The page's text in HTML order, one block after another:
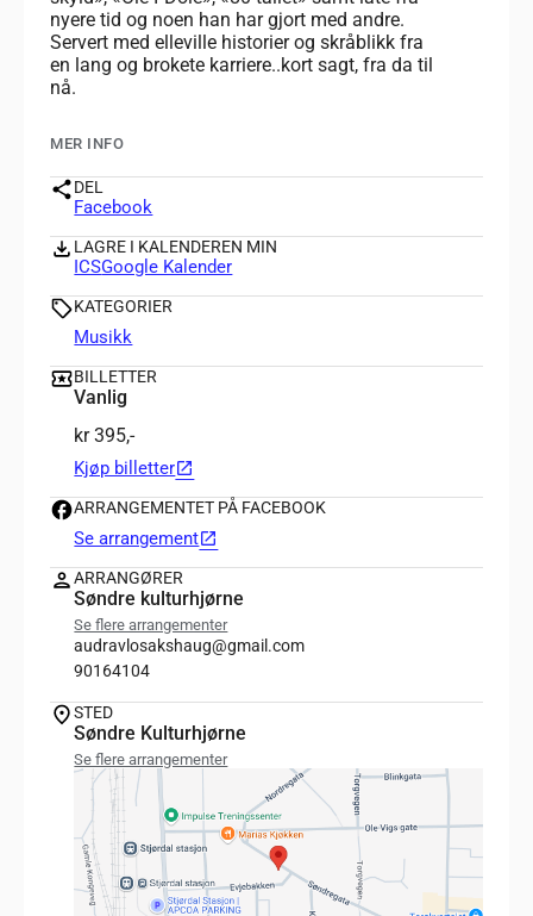
nyere tid og noen han har gjort med andre.
Servert med elleville historier og skråblikk fra
en lang og brokete karriere..kort sagt, fra da til
nå.
MER INFO
DEL
Facebook
LAGRE I KALENDEREN MIN
ICSGoogle Kalender
KATEGORIER
Musikk
BILLETTER
Vanlig
kr 395,-
Kjøp billetteropen_in_new
ARRANGEMENTET PÅ FACEBOOK
Se arrangementopen_in_new
ARRANGØRER
Søndre kulturhjørne
Se flere arrangementer
audravlosakshaug@gmail.com
90164104
STED
Søndre Kulturhjørne
Se flere arrangementer